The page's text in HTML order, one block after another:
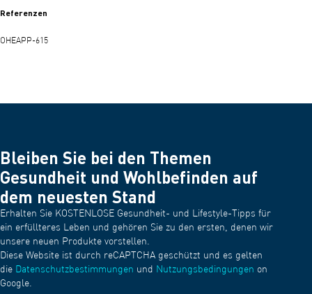
Referenzen
OHEAPP-615
Bleiben Sie bei den Themen
Gesundheit und Wohlbefinden auf
dem neuesten Stand
Erhalten Sie KOSTENLOSE Gesundheit- und Lifestyle-Tipps für
ein erfüllteres Leben und gehören Sie zu den ersten, denen wir
unsere neuen Produkte vorstellen.
Diese Website ist durch reCAPTCHA geschützt und es gelten
die Datenschutzbestimmungen und Nutzungsbedingungen on
Google.